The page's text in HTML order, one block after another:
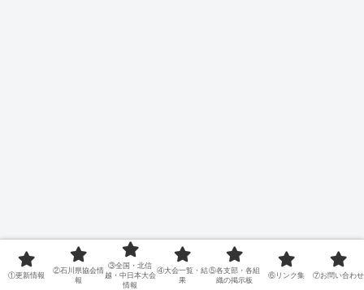
①更新情報
②石川県協会情
報
③全国・北信
越・中日本大会
情報
④大会一覧・結
果
⑤各支部・各組
織の掲示板
⑥リンク集 ⑦お問い合わせ